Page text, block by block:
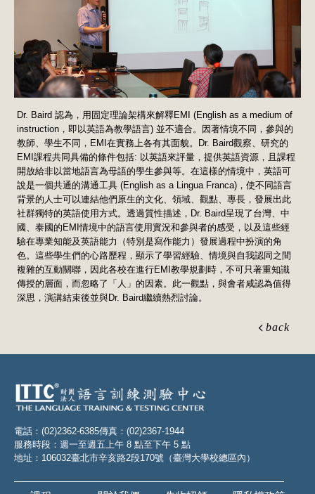
Dr. Baird 認為，用固定理論架構來解釋EMI (English as a medium of
instruction，即以英語為教學語言) 並不適合。因著情境不同，參與的
教師、學生不同，EMI在實務上各有其面貌。Dr. Baird觀察、研究的
EMI課程共同具備的條件包括: 以英語來評量，提供英語資源，且課程
開放給非以當地語言為母語的學生參與等。在這樣的情境中，英語可
說是一個共通的溝通工具 (English as a Lingua Franca)，使不同語言
背景的人士可以連結他們原生的文化、領域、觀點、專長，發展出此
社群獨特的英語使用方式。透過質性描述，Dr. Baird呈現了台灣、中
國、泰國的EMI情境中的語言使用實況和參與者的感受，以及這些經
驗在專業知能及英語能力（特別是寫作能力）發展過程中扮演的角
色。這些學生們的心路歷程，顯示了學習經驗、情境與自我認同之間
複雜的互動關聯，因此各校在進行EMI教學規劃時，不可只著重知識
傳授的層面，而忽略了「人」的因素。此一觀點，與會者咸認為值得
深思，演講結束後並與Dr. Baird繼續熱烈討論。
back
電話：(02)2362-6385傳真：(02)2367-1944
服務時段：週一至週五上午 8 點至下午 5 點
地址：106032臺北市辛亥路2段170號（臺灣大學校總區內）